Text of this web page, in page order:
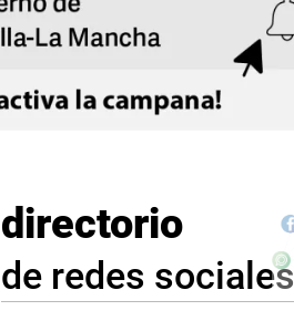
directorio
de redes sociales